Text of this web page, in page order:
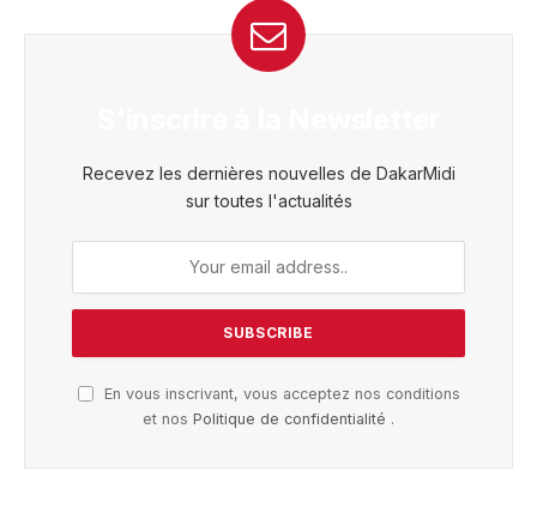
Recevez les dernières nouvelles de DakarMidi
sur toutes l'actualités
En vous inscrivant, vous acceptez nos conditions
et nos Politique de confidentialité .